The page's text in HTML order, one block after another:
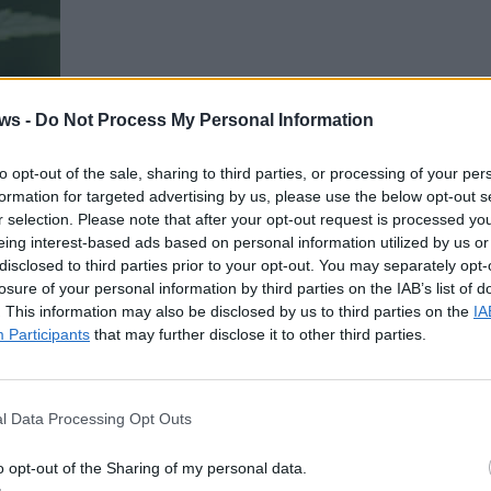
- Do Not Process My Personal Information
opt-out of the sale, sharing to third parties, or processing of your
for targeted advertising by us, please use the below opt-out
selection. Please note that after your opt-out request is processed
interest-based ads based on personal information utilized by us
to third parties prior to your opt-out. You may separately
of your personal information by third parties on the IAB’s list of
This information may also be disclosed by us to third parties on the
Participants that may further disclose it to other third parties.
Data Processing Opt Outs
opt-out of the Sharing of my personal data.
stabile Entwicklung trotz
weitgehend stabil. Neue Daten des ESA und
den Einfluss von Alter, Bildung und Begleitdrogen.
in-Deutschland-Neue-Daten.jpg 321 709
stabile Entwicklung trotz Teillegalisierung